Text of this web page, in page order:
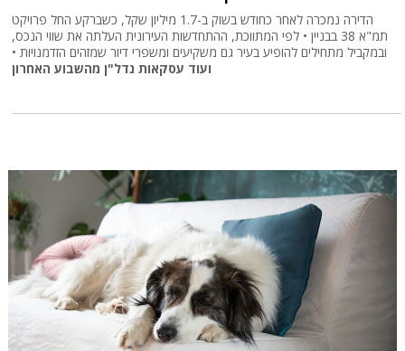
הדירה נמכרה לאחר כחודש בשוק ב-1.7 מיליון שקל, כשברקע החל פרויקט
תמ"א 38 בבניין • לפי המתווכת, ההתחדשות העירונית העלתה את שווי הנכס,
ובמקביל מתחילים להופיע בעיר גם משקיעים ומשפרי דיור שמזהים הזדמנויות •